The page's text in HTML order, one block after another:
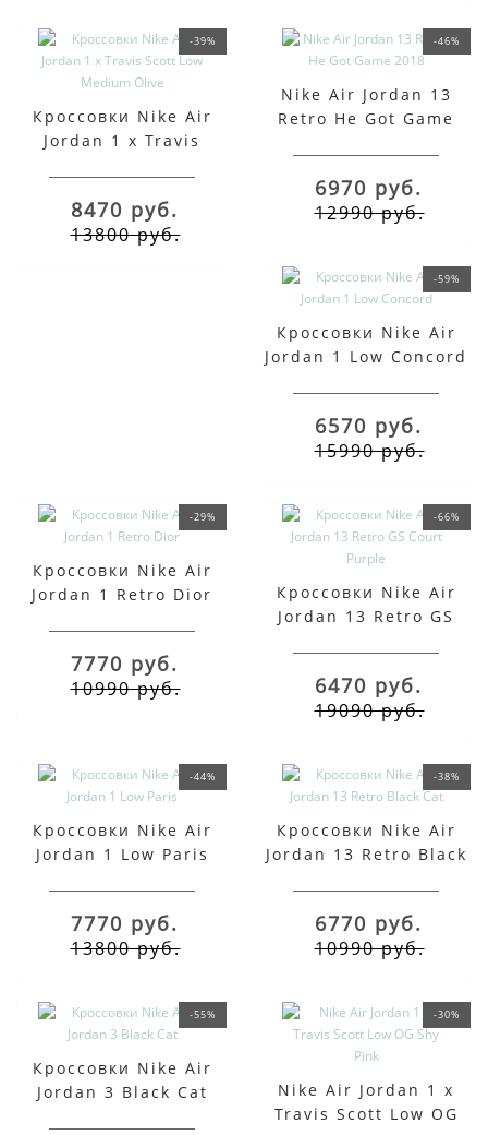
-39%
Кроссовки Nike Air
Jordan 1 x Travis
8470 руб.
13800 руб.
-46%
Nike Air Jordan 13
Retro He Got Game
6970 руб.
12990 руб.
-59%
Кроссовки Nike Air
Jordan 1 Low Concord
6570 руб.
15990 руб.
-29%
Кроссовки Nike Air
Jordan 1 Retro Dior
7770 руб.
10990 руб.
-66%
Кроссовки Nike Air
Jordan 13 Retro GS
6470 руб.
19090 руб.
-44%
Кроссовки Nike Air
Jordan 1 Low Paris
7770 руб.
13800 руб.
-38%
Кроссовки Nike Air
Jordan 13 Retro Black
6770 руб.
10990 руб.
-55%
Кроссовки Nike Air
Jordan 3 Black Cat
-30%
Nike Air Jordan 1 x
Travis Scott Low OG